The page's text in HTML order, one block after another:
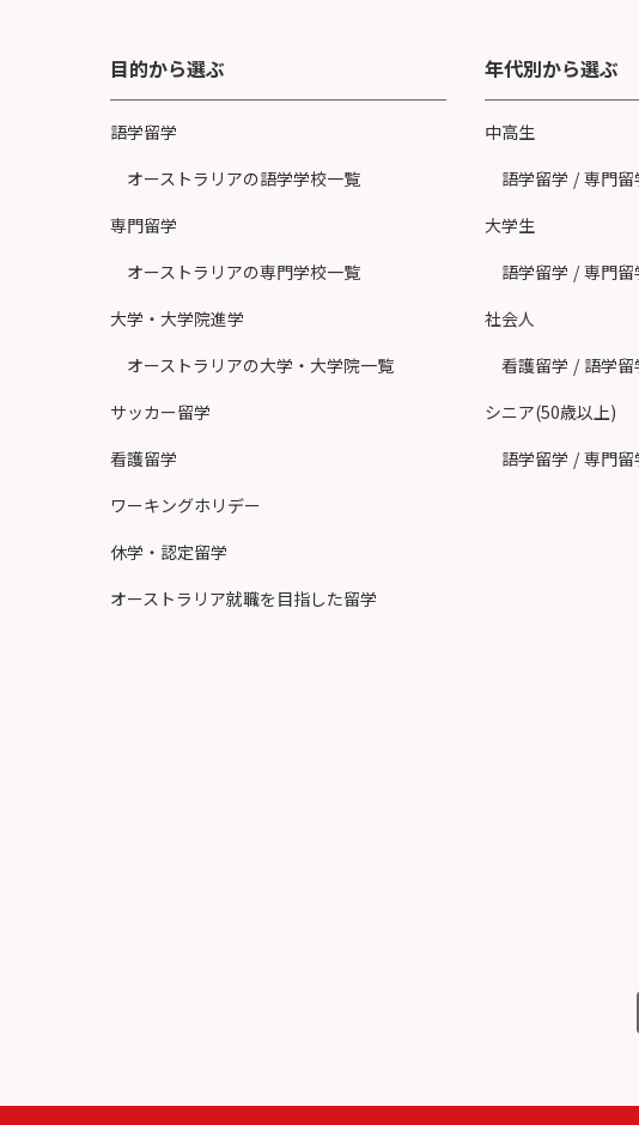
目的から選ぶ
語学留学
オーストラリアの語学学校一覧
専門留学
オーストラリアの専門学校一覧
大学・大学院進学
オーストラリアの大学・大学院一覧
サッカー留学
看護留学
ワーキングホリデー
休学・認定留学
オーストラリア就職を目指した留学
年代別から選ぶ
中高生
語学留学 / 専門留
大学生
語学留学 / 専門留
社会人
看護留学 / 語学留
シニア(50歳以上)
語学留学 / 専門留